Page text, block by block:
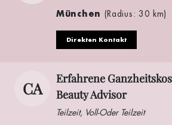
München (Radius: 30 km)
Direkten Kontakt
CA
Erfahrene
Beauty Advisor
Teilzeit, Voll-Oder Teilzeit